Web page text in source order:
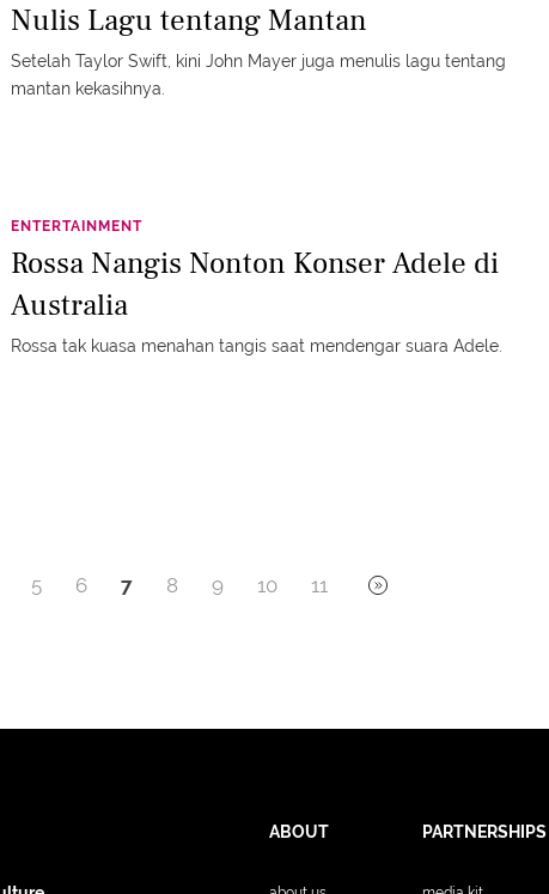
Nulis Lagu tentang Mantan
Setelah Taylor Swift, kini John Mayer juga menulis lagu tentang
mantan kekasihnya.
ENTERTAINMENT
Rossa Nangis Nonton Konser Adele di
Australia
Rossa tak kuasa menahan tangis saat mendengar suara Adele.
5 6 7 8 9 10 11
ABOUT PARTNERSHIPS